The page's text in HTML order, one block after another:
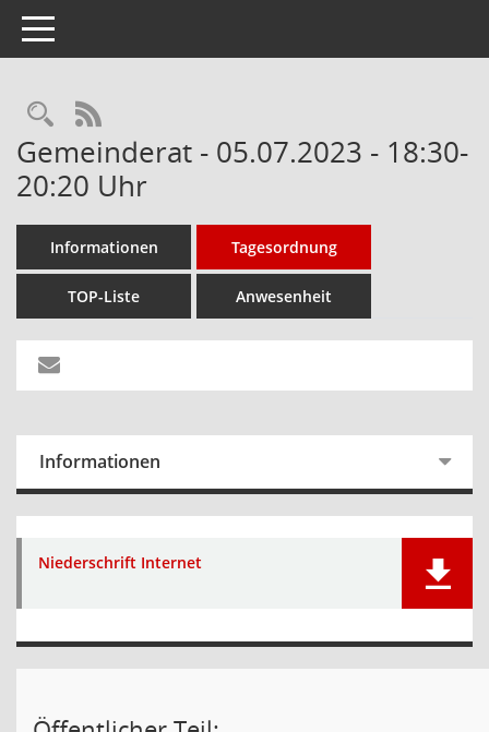
Toggle navigation
Rechercheauswahl
RSS-Feed
Gemeinderat - 05.07.2023 - 18:30-
20:20 Uhr
Informationen Tagesordnung
TOP-Liste Anwesenheit
Informationen
Niederschrift Internet